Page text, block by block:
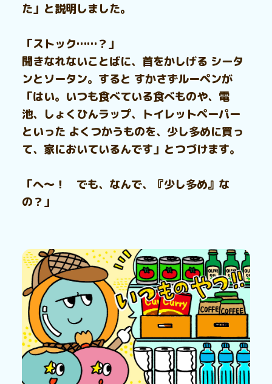
た」と説明しました。
「ストック……？」
聞きなれないことばに、首をかしげる シータ
ンとソータン。すると すかさずルーペンが
「はい。いつも食べている食べものや、電
池、しょくひんラップ、トイレットペーパー
といった よくつかうものを、少し多めに買っ
て、家においているんです」とつづけます。
「へ～！ でも、なんで、『少し多め』な
の？」